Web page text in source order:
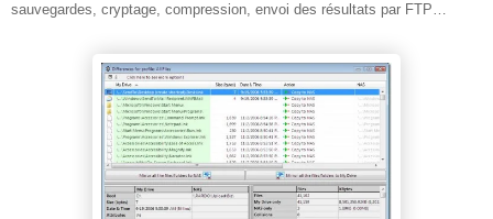
sauvegardes, cryptage, compression, envoi des résultats par FTP…